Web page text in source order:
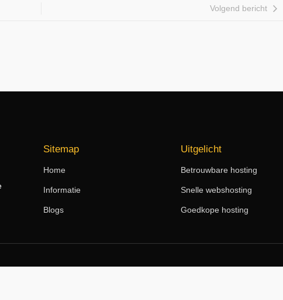
Volgend bericht
Sitemap
Home
Informatie
Blogs
Uitgelicht
Betrouwbare hosting
Snelle webshosting
Goedkope hosting